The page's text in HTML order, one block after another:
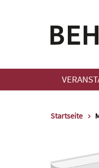
Startseite